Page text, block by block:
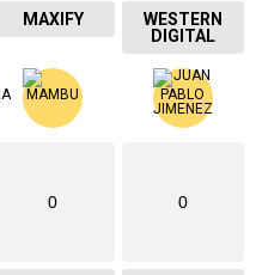
MAXIFY
WESTERN
DIGITAL
0 0